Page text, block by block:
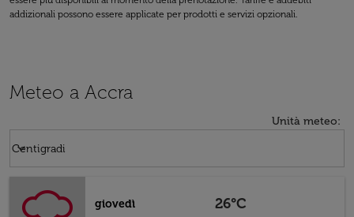
addizionali possono essere applicate per prodotti e servizi opzionali.
Meteo a Accra
Unità meteo:
Centigradi
keyboard_arrow_down
giovedì
26°C